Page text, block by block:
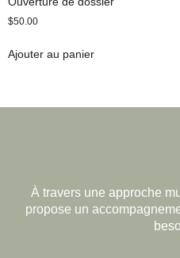
$50.00
Ajouter au panier
À travers une approche
propose un